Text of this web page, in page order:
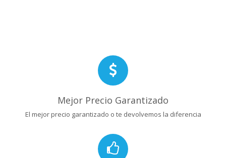
Mejor Precio Garantizado
El mejor precio garantizado o te devolvemos la diferencia